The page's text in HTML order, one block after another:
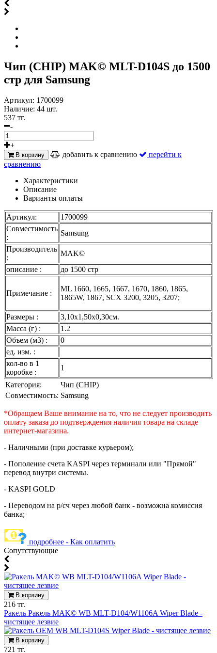
Чип (CHIP) MAK© MLT-D104S до 1500
стр для Samsung
Артикул: 1700099
Наличие: 44 шт.
537 тг.
-
+
В корзину добавить к сравнению
перейти к
сравнению
Характеристики
Описание
Варианты оплаты
Артикул:
1700099
Совместимость
:
Samsung
Производитель
:
MAK©
описание :
до 1500 стр
Примечание :
ML 1660, 1665, 1667, 1670, 1860, 1865,
1865W, 1867, SCX 3200, 3205, 3207;
Размеры :
3,10x1,50x0,30см.
Масса (г) :
1.2
Объем (м3) :
0
ед. изм. :
кол-во в 1
коробке :
1
Категория:
Чип (CHIP)
Совместимость: Samsung
*Обращаем Ваше внимание на то, что не следует производить
оплату заказа до подтверждения наличия товара на складе
интернет-магазина.
- Наличными (при доставке курьером);
- Пополение счета KASPI через терминали или "Прямой"
перевод внутри системы.
- KASPI GOLD
- Переводом на р/сч через любой банк - возможна комиссия
банка;
подробнее - Как оплатить
Cопутствующие
В корзину
216 тг.
Ракель Ракель MAK© WB MLT-D104/W1106A Wiper Blade -
чистящее лезвие
В корзину
721 тг.